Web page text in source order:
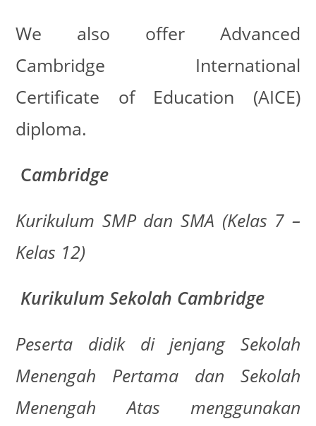
We also offer Advanced
Cambridge International
Certificate of Education (AICE)
diploma.
Cambridge
Kurikulum SMP dan SMA (Kelas 7 –
Kelas 12)
Kurikulum Sekolah Cambridge
Peserta didik di jenjang Sekolah
Menengah Pertama dan Sekolah
Menengah Atas menggunakan